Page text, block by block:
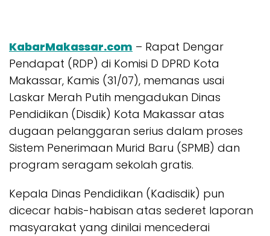
KabarMakassar.com – Rapat Dengar
Pendapat (RDP) di Komisi D DPRD Kota
Makassar, Kamis (31/07), memanas usai
Laskar Merah Putih mengadukan Dinas
Pendidikan (Disdik) Kota Makassar atas
dugaan pelanggaran serius dalam proses
Sistem Penerimaan Murid Baru (SPMB) dan
program seragam sekolah gratis.
Kepala Dinas Pendidikan (Kadisdik) pun
dicecar habis-habisan atas sederet laporan
masyarakat yang dinilai mencederai